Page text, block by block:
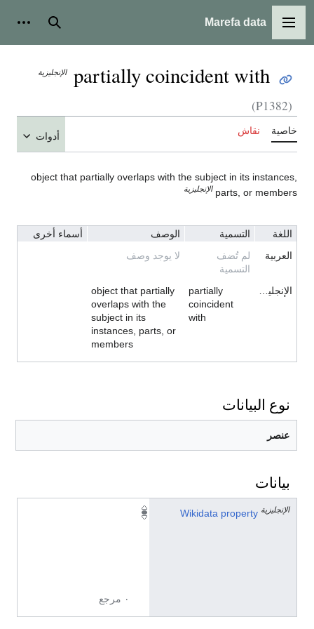
القائمة الرئيسية
Marefa data بحث
partially coincident with الإنجليزية
(P1382)
خاصية نقاش أدوات
object that partially overlaps with the subject in its instances,
parts, or members الإنجليزية
اللغة التسمية الوصف
أسماء أخرى
العربية
لم تُضف
التسمية
لا يوجد وصف
الإنجليزية
partially
coincident
with
object that partially
overlaps with the
subject in its
instances, parts, or
members
نوع البيانات
عنصر
بيانات
Wikidata property الإنجليزية
٠ مرجع